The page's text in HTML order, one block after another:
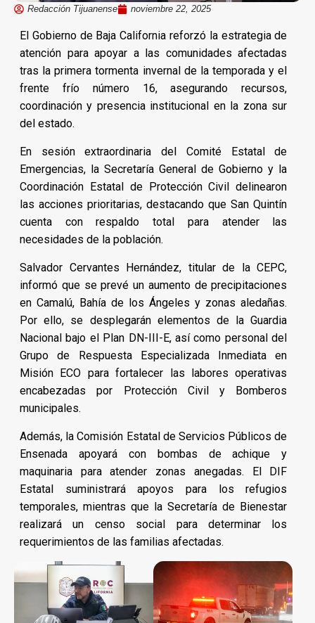
Redacción Tijuanense noviembre 22, 2025
El Gobierno de Baja California reforzó la estrategia de
atención para apoyar a las comunidades afectadas
tras la primera tormenta invernal de la temporada y el
frente frío número 16, asegurando recursos,
coordinación y presencia institucional en la zona sur
del estado.
En sesión extraordinaria del Comité Estatal de
Emergencias, la Secretaría General de Gobierno y la
Coordinación Estatal de Protección Civil delinearon
las acciones prioritarias, destacando que San Quintín
cuenta con respaldo total para atender las
necesidades de la población.
Salvador Cervantes Hernández, titular de la CEPC,
informó que se prevé un aumento de precipitaciones
en Camalú, Bahía de los Ángeles y zonas aledañas.
Por ello, se desplegarán elementos de la Guardia
Nacional bajo el Plan DN-III-E, así como personal del
Grupo de Respuesta Especializada Inmediata en
Misión ECO para fortalecer las labores operativas
encabezadas por Protección Civil y Bomberos
municipales.
Además, la Comisión Estatal de Servicios Públicos de
Ensenada apoyará con bombas de achique y
maquinaria para atender zonas anegadas. El DIF
Estatal suministrará apoyos para los refugios
temporales, mientras que la Secretaría de Bienestar
realizará un censo social para determinar los
requerimientos de las familias afectadas.